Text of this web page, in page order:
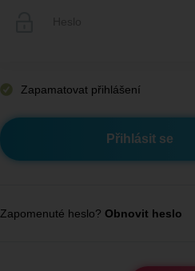
Zapamatovat přihlášení
Zapomenuté heslo? Obnovit heslo